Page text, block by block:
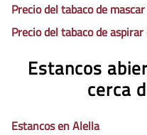
Precio del tabaco de
Precio del tabaco de
Estancos
cerca
Estancos en Alella